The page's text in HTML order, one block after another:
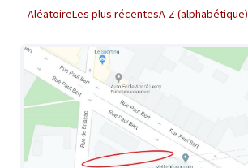
AléatoireLes plus récentesA-Z (alphabétique)